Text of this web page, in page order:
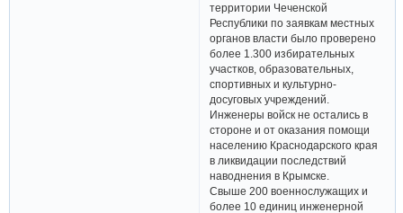
территории Чеченской
Республики по заявкам местных
органов власти было проверено
более 1.300 избирательных
участков, образовательных,
спортивных и культурно­
досуговых учреждений.
Инженеры войск не остались в
стороне и от оказания помощи
населению Краснодарского края
в ликвидации последствий
наводнения в Крымске.
Свыше 200 военнослужащих и
более 10 единиц инженерной